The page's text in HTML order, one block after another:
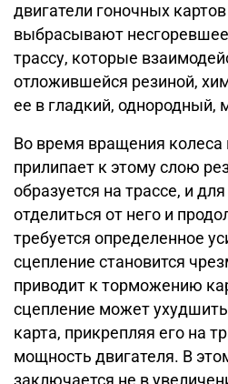
двигатели гоночных
выбрасывают
трассу, которые
отложившейся резиной,
ее в гладкий, однородный,
Во время вращения колеса
прилипает к этому слою
образуется на трассе, и
отделиться от него и
требуется определенное
сцепление становится
приводит к торможению
сцепление может
карта, прикрепляя его на
мощность двигателя. В
заключается не в